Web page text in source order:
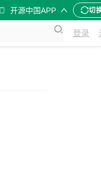
开源中国APP 切
登录